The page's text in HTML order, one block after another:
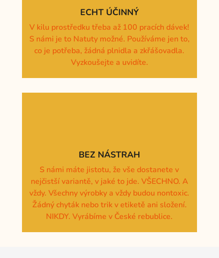
ECHT ÚČINNÝ
V kilu prostředku třeba až 100 pracích dávek!
S námi je to Natuty možné. Používáme jen to,
co je potřeba, žádná plnidla a zkřášovadla.
Vyzkoušejte a uvidíte.
BEZ NÁSTRAH
S námi máte jistotu, že vše dostanete v
nejčistší variantě, v jaké to jde. VŠECHNO. A
vždy. Všechny výrobky a vždy budou nontoxic.
Žádný chyták nebo trik v etiketě ani složení.
NIKDY. Vyrábíme v České rebublice.